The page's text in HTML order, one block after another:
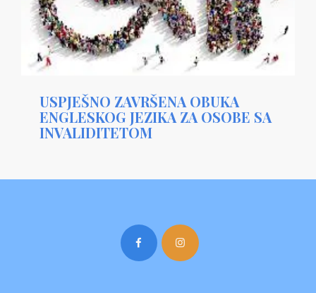
USPJEŠNO ZAVRŠENA OBUKA
ENGLESKOG JEZIKA ZA OSOBE SA
INVALIDITETOM